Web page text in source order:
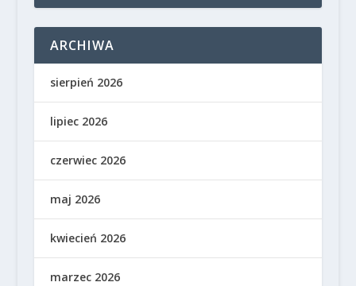
ARCHIWA
sierpień 2026
lipiec 2026
czerwiec 2026
maj 2026
kwiecień 2026
marzec 2026